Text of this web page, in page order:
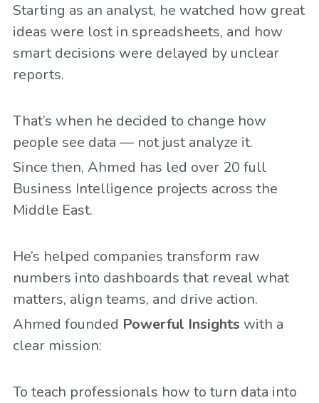
Starting as an analyst, he watched how great
ideas were lost in spreadsheets, and how
smart decisions were delayed by unclear
reports.
That’s when he decided to change how
people see data — not just analyze it.
Since then, Ahmed has led over 20 full
Business Intelligence projects across the
Middle East.
He’s helped companies transform raw
numbers into dashboards that reveal what
matters, align teams, and drive action.
Ahmed founded Powerful Insights with a
clear mission:
To teach professionals how to turn data into